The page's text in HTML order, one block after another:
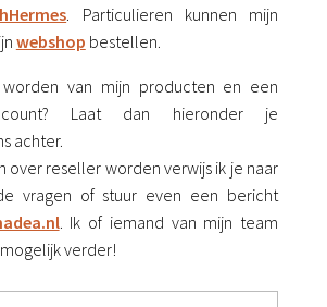
. Particulieren kunnen mijn
webshop bestellen.
van mijn producten en een
Laat dan hieronder je
achter.
over reseller worden verwijs ik je naar
vragen of stuur even een bericht
. Ik of iemand van mijn team
verder!